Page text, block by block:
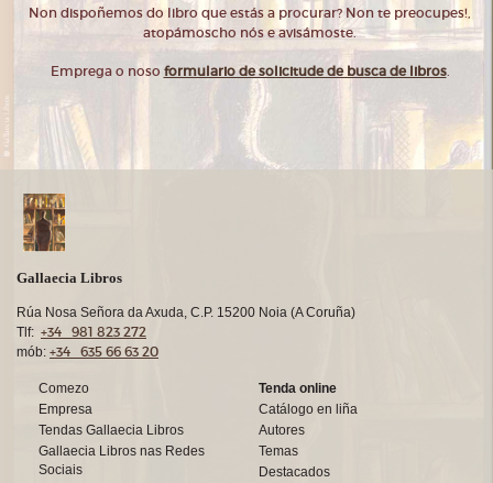
Non dispoñemos do libro que estás a procurar? Non te preocupes!,
atopámoscho nós e avisámoste.
Emprega o noso formulario de solicitude de busca de libros.
Gallaecia Libros
Rúa Nosa Señora da Axuda, C.P. 15200 Noia (A Coruña)
Tlf: +34 981 823 272
mób: +34 635 66 63 20
Comezo
Empresa
Tendas Gallaecia Libros
Gallaecia Libros nas Redes
Sociais
Tenda online
Catálogo en liña
Autores
Temas
Destacados